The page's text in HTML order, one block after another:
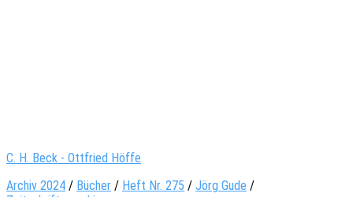
C. H. Beck - Ottfried Höffe
Archiv 2024 / Bücher / Heft Nr. 275 / Jörg Gude /